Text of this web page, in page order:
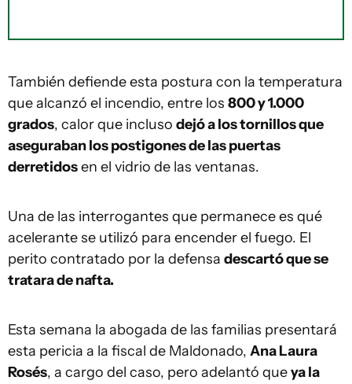
También defiende esta postura con la temperatura
que alcanzó el incendio, entre los 800 y 1.000
grados, calor que incluso dejó a los tornillos que
aseguraban los postigones de las puertas
derretidosen el vidrio de las ventanas.
Una de las interrogantes que permanece es qué
acelerante se utilizó para encender el fuego. El
perito contratado por la defensa descartó que se
tratara de nafta.
Esta semana la abogada de las familias presentará
esta pericia a la fiscal de Maldonado, Ana Laura
Rosés, a cargo del caso, pero adelantó queya la